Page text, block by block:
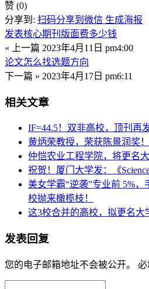
赞 (0)
分享到: 扫码分享到微信 生成海报
发表核心期刊版面费多少钱
« 上一篇 2023年4月11日 pm4:00
论文怎么找选题方向
下一篇 » 2023年4月17日 pm6:11
相关文章
IF=44.5！双非高校，顶刊再
黄炳荣教授，荣获陈景润奖！
仲恺农业工程学院，将更名大
祝贺！厦门大学发：《Science
美女学霸“逆袭”专业前 5%，
校抛来橄榄枝！
这3校合并的高校，拟更名大
发表回复
您的电子邮箱地址不会被公开。 必